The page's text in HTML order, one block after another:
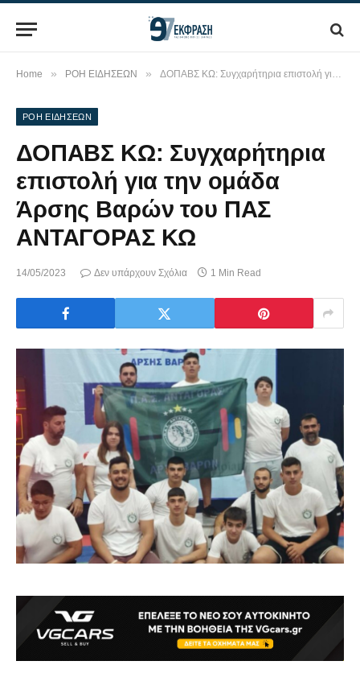
Home » ΡΟΗ ΕΙΔΗΣΕΩΝ » ΔΟΠΑΒΣ ΚΩ: Συγχαρήτηρια επιστολή για την ομάδα Άρσης Βαρών του ΠΑΣ ΑΝΤΑΓΟΡΑΣ ΚΩ
ΡΟΗ ΕΙΔΗΣΕΩΝ
ΔΟΠΑΒΣ ΚΩ: Συγχαρήτηρια
επιστολή για την ομάδα
Άρσης Βαρών του ΠΑΣ
ΑΝΤΑΓΟΡΑΣ ΚΩ
14/05/2023 Δεν υπάρχουν Σχόλια 1 Min Read